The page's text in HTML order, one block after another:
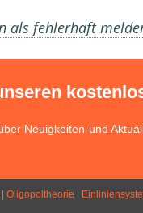
als fehlerhaft
Neuigkeiten und
| Oligopoltheorie